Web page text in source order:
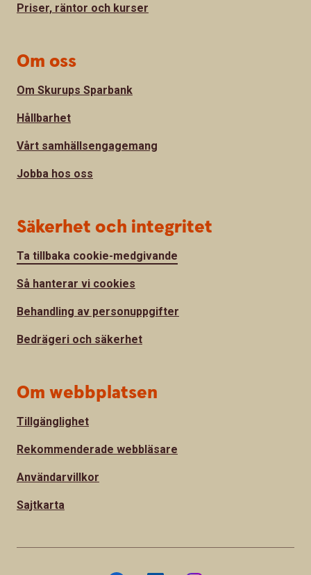
Priser, räntor och kurser
Om oss
Om Skurups Sparbank
Hållbarhet
Vårt samhällsengagemang
Jobba hos oss
Säkerhet och integritet
Ta tillbaka cookie-medgivande
Så hanterar vi cookies
Behandling av personuppgifter
Bedrägeri och säkerhet
Om webbplatsen
Tillgänglighet
Rekommenderade webbläsare
Användarvillkor
Sajtkarta